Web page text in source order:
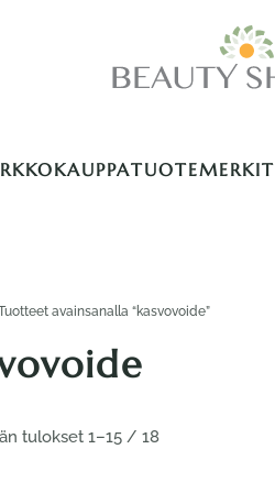
TUOTEMERKIT
avainsanalla “kasvovoide”
tulokset 1–15 / 18Suosituimmat